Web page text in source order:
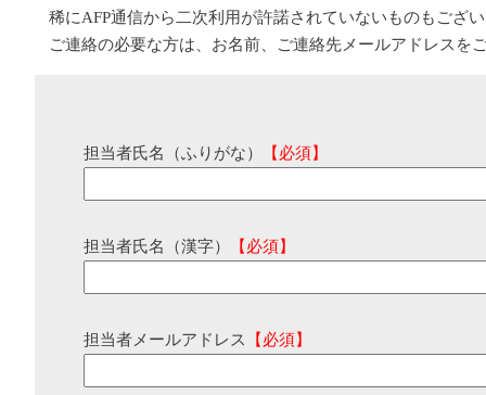
稀にAFP通信から二次利用が許諾されていないものもござ
ご連絡の必要な方は、お名前、ご連絡先メールアドレスを
担当者氏名（ふりがな） 【必須】
担当者氏名（漢字） 【必須】
担当者メールアドレス 【必須】